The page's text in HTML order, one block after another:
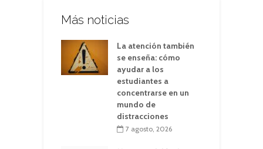
Más noticias
La atención también
se enseña: cómo
ayudar a los
estudiantes a
concentrarse en un
mundo de
distracciones
7 agosto, 2026